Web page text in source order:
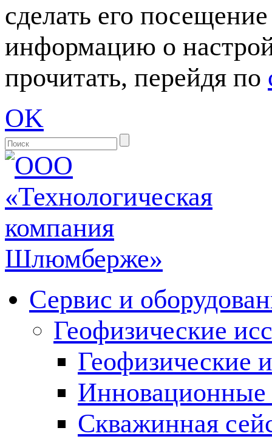
сделать его
информацию о
прочитать, перейдя по
OK
Сервис и
Геофизические
Геофизические
Инновационные
Скважинная